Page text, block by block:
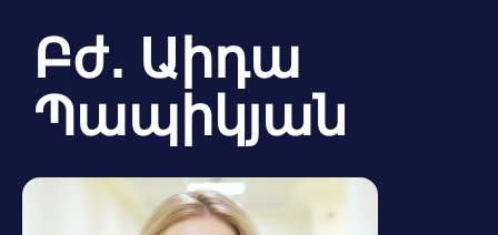
Բժ․ Աիդա
Պապիկյան